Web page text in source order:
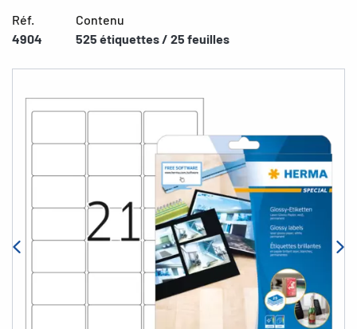
Réf.
4904
Contenu
525 étiquettes / 25 feuilles